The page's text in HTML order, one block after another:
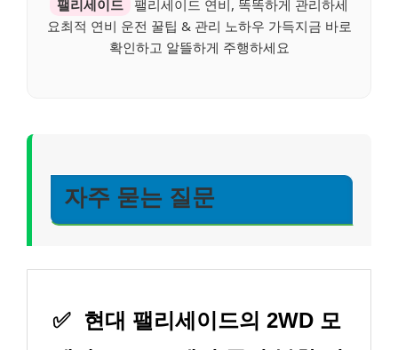
팰리세이드 팰리세이드 연비, 똑똑하게 관리하세
요최적 연비 운전 꿀팁 & 관리 노하우 가득지금 바로
확인하고 알뜰하게 주행하세요
자주 묻는 질문
✅
현대 팰리세이드의 2WD 모